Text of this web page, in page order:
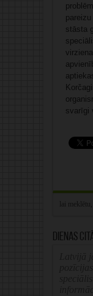
stāsta
svarīgi
Dienas